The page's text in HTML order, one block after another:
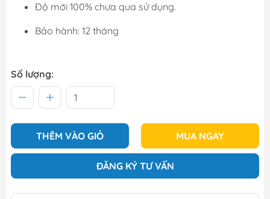
Độ mới 100% chưa qua sử dụng.
Bảo hành: 12 tháng
Số lượng:
THÊM VÀO GIỎ MUA NGAY
ĐĂNG KÝ TƯ VẤN